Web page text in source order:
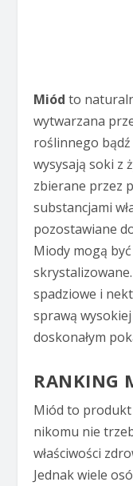
Miód to
wytwarzana
roślinnego
wysysają soki z
zbierane przez
substancjami
pozostawiane
Miody mogą
spadziowe i
sprawą
doskonałym
RANKING
Miód to produkt
nikomu nie
właściwości
Jednak wiele